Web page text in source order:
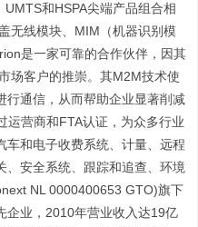
和HSPA尖端产品组合相
无线模块、MIM（机器识别模
是一家可靠的合作伙伴，因其
场客户的推崇。其M2M技术使
行通信，从而帮助企业显著削减
运营商和FTA认证，为众多行业
车和电子收费系统、计量、远程
、安全系统、跟踪和追查、环境
NL 0000400653 GTO)旗下
企业，2010年营业收入达19亿